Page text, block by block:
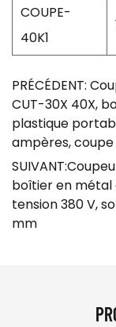
COUPE-
40K1
PRÉCÉDENT:
CUT-30X 40X,
plastique
ampères,
boîtier en métal
tension 380 V,
mm